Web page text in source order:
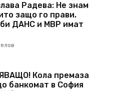
Радева: Не знам
защо го прави.
ДАНС и МВР имат
Кола премаза
банкомат в София